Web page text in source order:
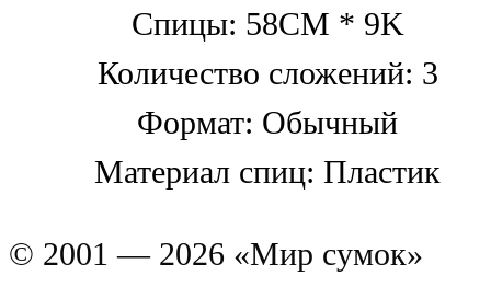
Спицы: 58CM * 9K
Количество сложений: 3
Формат: Обычный
Материал спиц: Пластик
© 2001 — 2026 «Мир сумок»